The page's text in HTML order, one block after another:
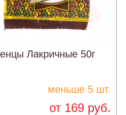
Лакричные 50г
меньше 5 шт.
от 169 руб.